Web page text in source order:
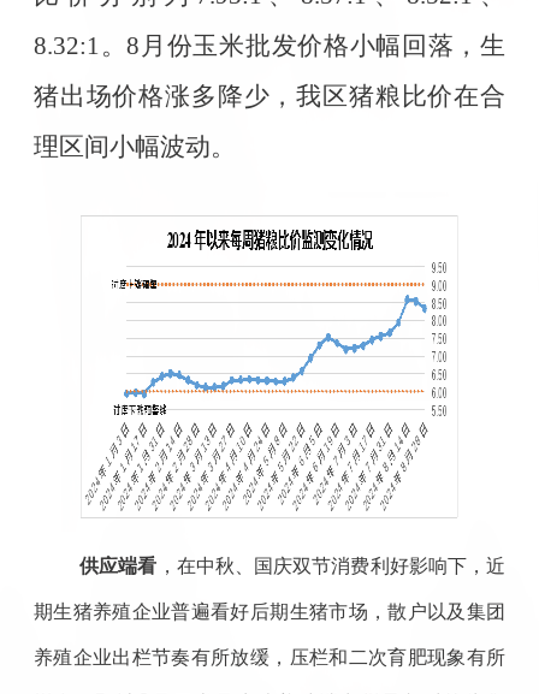
8.32:1 。8 月份玉米批发价格小幅回落，生
猪出场价格涨多降少，我区猪粮比价在合
理区间小幅波动。
供应端看 ，在中秋、国庆双节消费利好影响下，近
期生猪养殖企业普遍看好后期生猪市场，散户以及集团
养殖企业出栏节奏有所放缓，压栏和二次育肥现象有所